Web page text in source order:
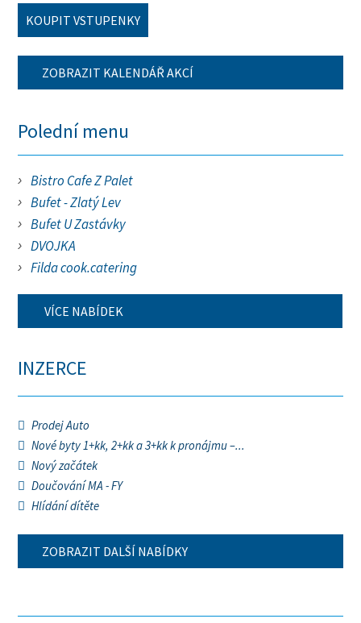
KOUPIT VSTUPENKY
ZOBRAZIT KALENDÁŘ AKCÍ
Polední menu
Bistro Cafe Z Palet
Bufet - Zlatý Lev
Bufet U Zastávky
DVOJKA
Filda cook.catering
VÍCE NABÍDEK
INZERCE
Prodej Auto
Nové byty 1+kk, 2+kk a 3+kk k pronájmu –...
Nový začátek
Doučování MA - FY
Hlídání dítěte
ZOBRAZIT DALŠÍ NABÍDKY